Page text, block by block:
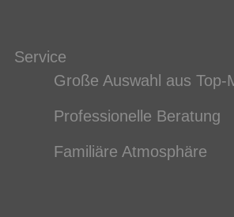
Service
Große Auswahl aus Top-
Professionelle Beratung
Familiäre Atmosphäre